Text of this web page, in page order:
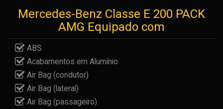
Mercedes-Benz Classe E 200 PACK
AMG Equipado com
ABS
Acabamentos em Alumínio
Air Bag (condutor)
Air Bag (lateral)
Air Bag (passageiro)